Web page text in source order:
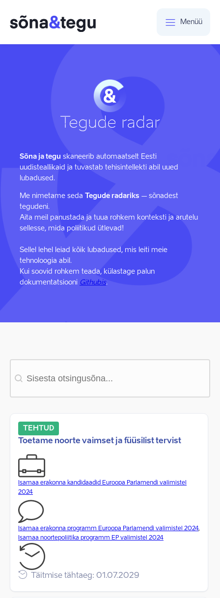
Menüü
Tegude radar
Sõna ja tegu skaneerib automaatselt Eesti
uudisteallikaid ja tuvastab tehisintellekti abil uued
lubadused.
Me nimetame seda Tegude radariks – sõnadest
tegudeni.
Aita meil panustada ja tuua rohkem konteksti ja arutelu
sellesse, mida poliitikud ütlevad!
Sellel lehel leiad kõik lubadused, mis leiti meie
tehnoloogia abil.
Kui soovid rohkem teada, külastage palun
dokumentatsiooni Githubis.
TEHTUD
Toetame noorte vaimset ja füüsilist tervist
Isamaa erakonna kandidaadid Euroopa Parlamendi valimistel
2024
Isamaa erakonna programm Euroopa Parlamendi valimistel 2024,
Isamaa noortepoliitika programm EP valimistel 2024
Täitmise tähtaeg: 01.07.2029